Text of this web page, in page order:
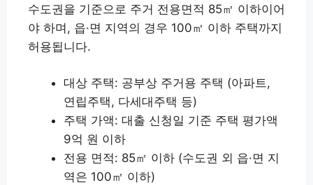
수도권을 기준으로 주거 전용면적 85㎡ 이하이어
야 하며, 읍·면 지역의 경우 100㎡ 이하 주택까지
허용됩니다.
대상 주택: 공부상 주거용 주택 (아파트,
연립주택, 다세대주택 등)
주택 가액: 대출 신청일 기준 주택 평가액
9억 원 이하
전용 면적: 85㎡ 이하 (수도권 외 읍·면 지
역은 100㎡ 이하)